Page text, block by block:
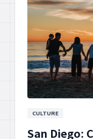
CULTURE
San Diego: